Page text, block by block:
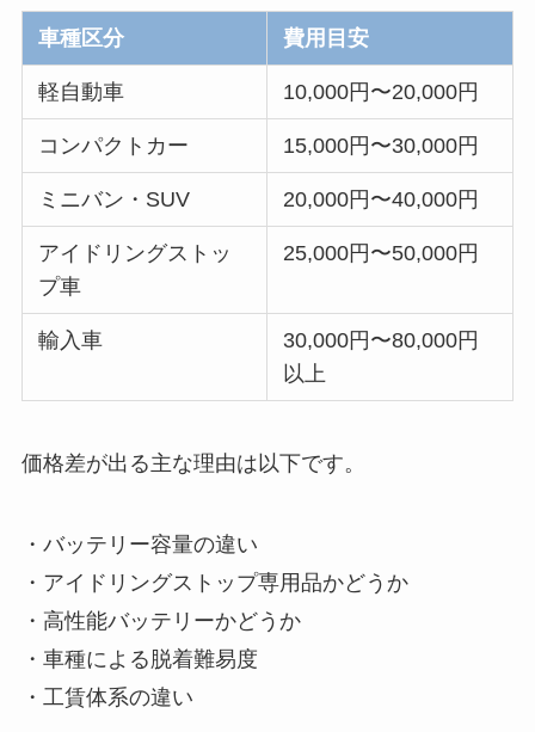
車種区分 費用目安
軽自動車 10,000円〜20,000円
コンパクトカー 15,000円〜30,000円
ミニバン・SUV 20,000円〜40,000円
アイドリングストッ
プ車
25,000円〜50,000円
輸入車
30,000円〜80,000円
以上
価格差が出る主な理由は以下です。
・バッテリー容量の違い
・アイドリングストップ専用品かどうか
・高性能バッテリーかどうか
・車種による脱着難易度
・工賃体系の違い